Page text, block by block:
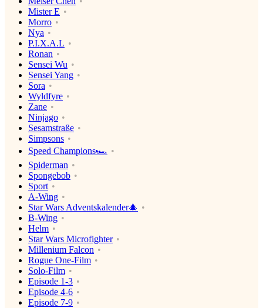
Mister E
Morro
Nya
P.I.X.A.L
Ronan
Sensei Wu
Sensei Yang
Sora
Wyldfyre
Zane
Ninjago
Sesamstraße
Simpsons
Speed Champions🏎
Spiderman
Spongebob
Sport
A-Wing
Star Wars Adventskalender🎄
B-Wing
Helm
Star Wars Microfighter
Millenium Falcon
Rogue One-Film
Solo-Film
Episode 1-3
Episode 4-6
Episode 7-9